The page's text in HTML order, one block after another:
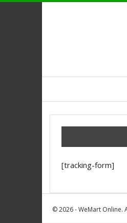
[tracking-form]
© 2026 - WeMart Online.